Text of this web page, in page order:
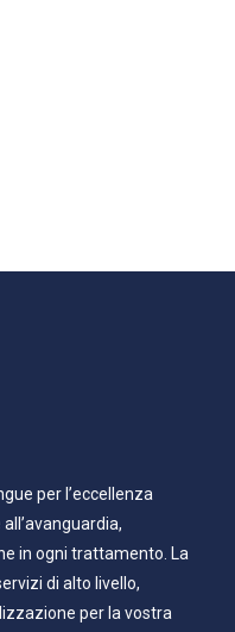
per l’eccellenza
in ogni trattamento. La
di alto livello,
per la vostra